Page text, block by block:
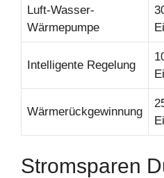
Luft-Wasser-
Wärmepumpe
Intelligente Regelung
Wärmerückgewinnung
Stromsparen